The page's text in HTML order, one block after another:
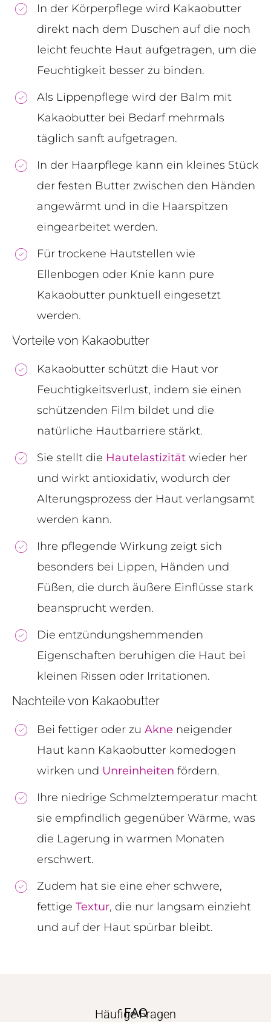
In der Körperpflege wird Kakaobutter
direkt nach dem Duschen auf die noch
leicht feuchte Haut aufgetragen, um die
Feuchtigkeit besser zu binden.
Als Lippenpflege wird der Balm mit
Kakaobutter bei Bedarf mehrmals
täglich sanft aufgetragen.
In der Haarpflege kann ein kleines Stück
der festen Butter zwischen den Händen
angewärmt und in die Haarspitzen
eingearbeitet werden.
Für trockene Hautstellen wie
Ellenbogen oder Knie kann pure
Kakaobutter punktuell eingesetzt
werden.
Vorteile von Kakaobutter
Kakaobutter schützt die Haut vor
Feuchtigkeitsverlust, indem sie einen
schützenden Film bildet und die
natürliche Hautbarriere stärkt.
Sie stellt die Hautelastizität wieder her
und wirkt antioxidativ, wodurch der
Alterungsprozess der Haut verlangsamt
werden kann.
Ihre pflegende Wirkung zeigt sich
besonders bei Lippen, Händen und
Füßen, die durch äußere Einflüsse stark
beansprucht werden.
Die entzündungshemmenden
Eigenschaften beruhigen die Haut bei
kleinen Rissen oder Irritationen.
Nachteile von Kakaobutter
Bei fettiger oder zu Akne neigender
Haut kann Kakaobutter komedogen
wirken und Unreinheiten fördern.
Ihre niedrige Schmelztemperatur macht
sie empfindlich gegenüber Wärme, was
die Lagerung in warmen Monaten
erschwert.
Zudem hat sie eine eher schwere,
fettige Textur, die nur langsam einzieht
und auf der Haut spürbar bleibt.
FAQ
Häufige Fragen